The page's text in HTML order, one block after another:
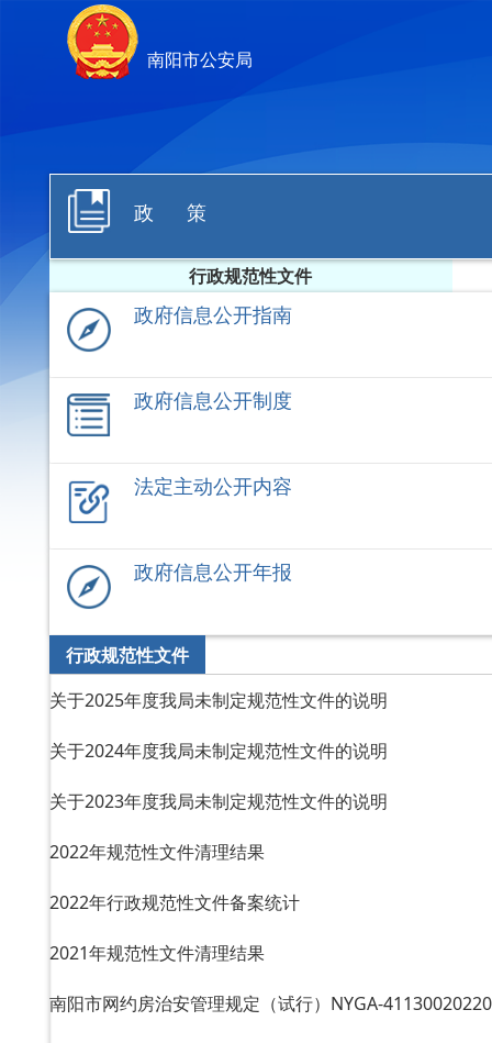
南阳市公安局
政 策
行政规范性文件
政府信息公开指南
政府信息公开制度
法定主动公开内容
政府信息公开年报
行政规范性文件
关于2025年度我局未制定规范性文件的说明
关于2024年度我局未制定规范性文件的说明
关于2023年度我局未制定规范性文件的说明
2022年规范性文件清理结果
2022年行政规范性文件备案统计
2021年规范性文件清理结果
南阳市网约房治安管理规定（试行）NYGA-